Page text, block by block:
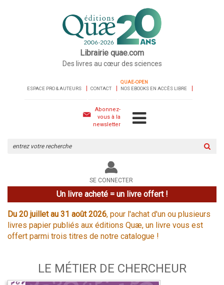
Librairie quae.com
Des livres au cœur des sciences
ESPACE PRO & AUTEURS CONTACT
QUAE-OPEN
NOS EBOOKS EN ACCÈS LIBRE
Abonnez-
vous à la
newsletter
le
site
SE CONNECTER
Un livre acheté = un livre offert !
Du 20 juillet au 31 août 2026, pour l'achat d'un ou plusieurs
livres papier publiés aux éditions Quæ, un livre vous est
offert parmi trois titres de notre catalogue !
LE MÉTIER DE CHERCHEUR